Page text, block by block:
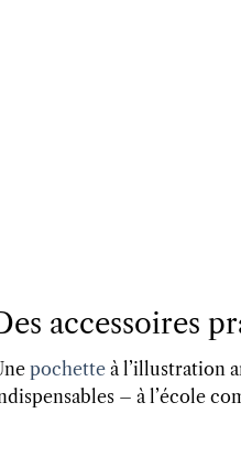
accessoires
pochette à l’illustration
– à l’école